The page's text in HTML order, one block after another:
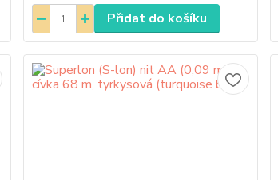
Přidat do košíku